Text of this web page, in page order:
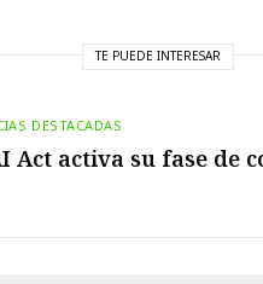
TE PUEDE INTERESAR
DESTACADAS
Act activa su fase de